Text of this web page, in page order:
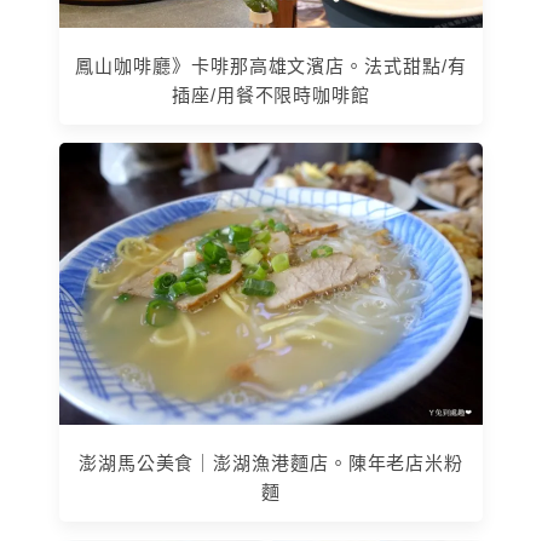
鳳山咖啡廳》卡啡那高雄文濱店。法式甜點/有
插座/用餐不限時咖啡館
澎湖馬公美食｜澎湖漁港麵店。陳年老店米粉
麵